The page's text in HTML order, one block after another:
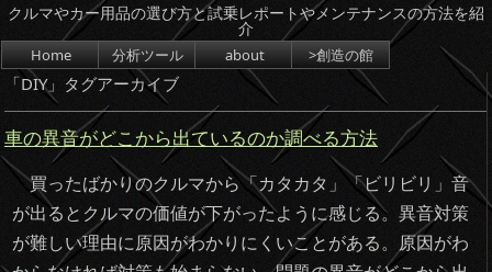
クルマやカー用品の選び方と試乗レポートやメンテナンスの方法を紹
介
コンテンツへスキップ
Home 分析ツール about >創造の館
「DIY」タグアーカイブ
車の異音がどこから出ているのか調べる方法
買ったばかりのクルマから「カタカタ」「ビリビリ」音
が出るとクルマの価値が下がったように感じる。異音対策
が難しい理由に原因がわかりにくいことがある。原因がわ